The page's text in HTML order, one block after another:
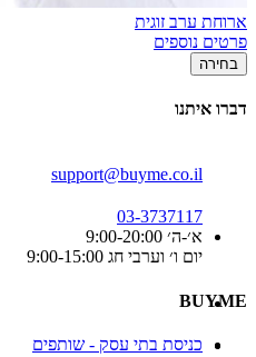
ארוחת ערב זוגית
פרטים נוספים
בחירה
דברו איתנו
support@buyme.co.il
03-3737117
א׳-ה׳ 9:00-20:00
יום ו׳ וערבי חג 9:00-15:00
BUYME
כניסת בתי עסק - שותפים